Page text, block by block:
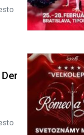
Derniérový set